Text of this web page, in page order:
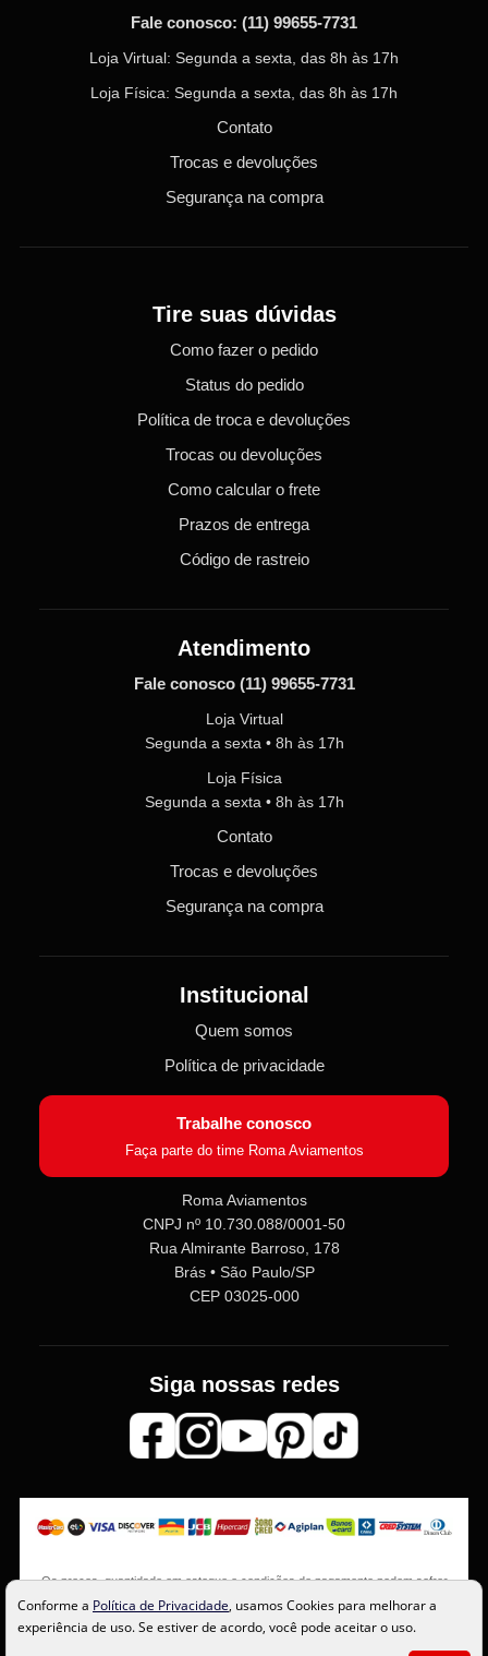
Fale conosco: (11) 99655-7731
Loja Virtual: Segunda a sexta, das 8h às 17h
Loja Física: Segunda a sexta, das 8h às 17h
Contato
Trocas e devoluções
Segurança na compra
Tire suas dúvidas
Como fazer o pedido
Status do pedido
Política de troca e devoluções
Trocas ou devoluções
Como calcular o frete
Prazos de entrega
Código de rastreio
Atendimento
Fale conosco (11) 99655-7731
Loja Virtual
Segunda a sexta • 8h às 17h
Loja Física
Segunda a sexta • 8h às 17h
Contato
Trocas e devoluções
Segurança na compra
Institucional
Quem somos
Política de privacidade
Trabalhe conosco
Faça parte do time Roma Aviamentos
Roma Aviamentos
CNPJ nº 10.730.088/0001-50
Rua Almirante Barroso, 178
Brás • São Paulo/SP
CEP 03025-000
Siga nossas redes
Os preços, quantidade em estoque e condições de pagamento podem sofrer
alterações sem aviso prévio. Imagens meramente ilustrativas.
Conforme a Política de Privacidade , usamos Cookies para melhorar a
experiência de uso. Se estiver de acordo, você pode aceitar o uso.